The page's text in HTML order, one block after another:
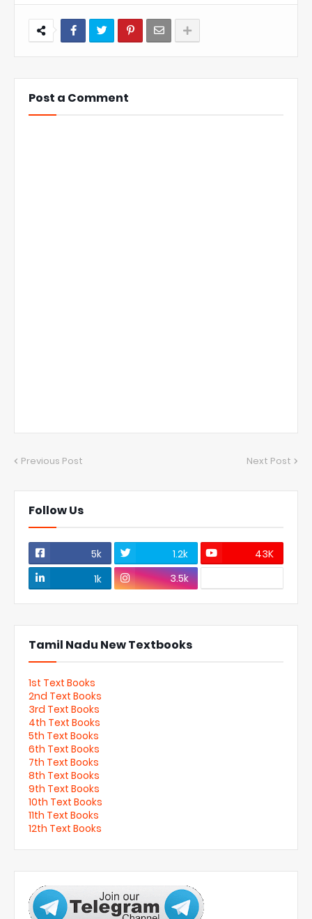
Post a Comment
Previous Post Next Post
Follow Us
5k 1.2k
43K
1k
3.5k
Tamil Nadu New Textbooks
1st Text Books
2nd Text Books
3rd Text Books
4th Text Books
5th Text Books
6th Text Books
7th Text Books
8th Text Books
9th Text Books
10th Text Books
11th Text Books
12th Text Books